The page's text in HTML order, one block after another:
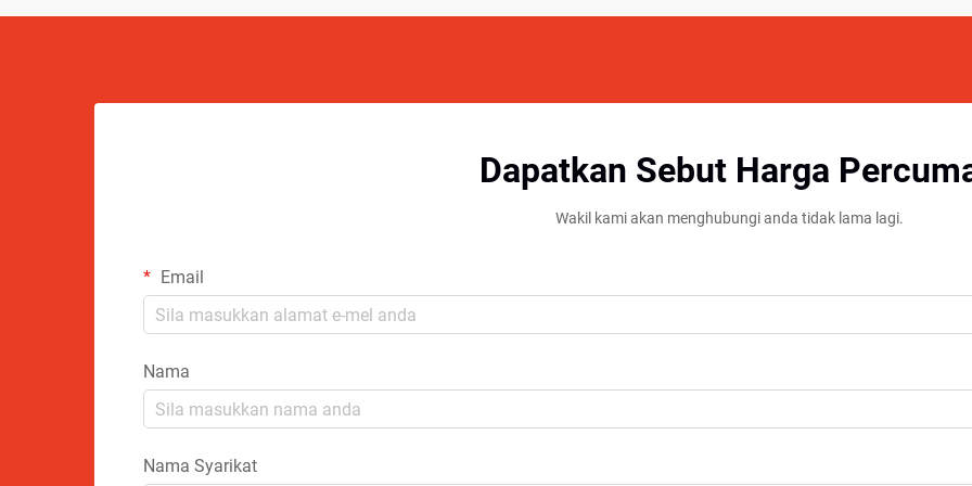
Dapatkan Sebut Harga
Wakil kami akan menghubungi anda tidak lama lagi.
Email
Nama
Nama Syarikat